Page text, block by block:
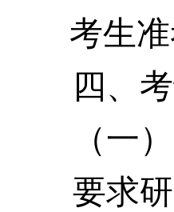
考生
四、
（一
要求